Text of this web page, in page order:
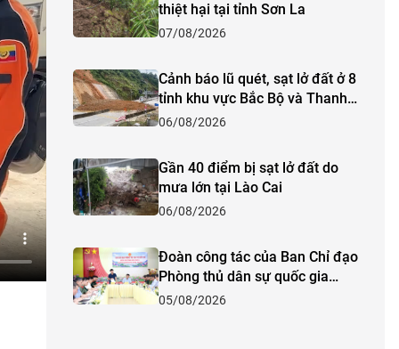
thiệt hại tại tỉnh Sơn La
07/08/2026
Cảnh báo lũ quét, sạt lở đất ở 8
tỉnh khu vực Bắc Bộ và Thanh
Hóa
06/08/2026
Gần 40 điểm bị sạt lở đất do
mưa lớn tại Lào Cai
06/08/2026
Đoàn công tác của Ban Chỉ đạo
Phòng thủ dân sự quốc gia
kiểm tra công tác phòng,
05/08/2026